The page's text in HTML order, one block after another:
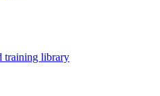
training library